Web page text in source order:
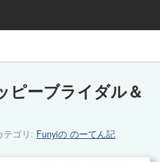
ーブライダル＆
テゴリ: Funyiの のーてん記